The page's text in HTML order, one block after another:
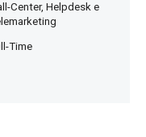
Center, Helpdesk e
Time